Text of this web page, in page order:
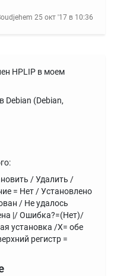
25 окт '17 в 10:36
HPLIP в моем
Debian (Debian,
/ Удалить /
= Нет / Установлено
/ Не удалось
​​|/ Ошибка?=(Нет)/
установка /X= обе
регистр =